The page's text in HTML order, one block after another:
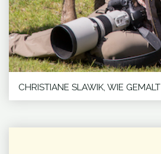
CHRISTIANE SLAWIK, WIE GEMALT